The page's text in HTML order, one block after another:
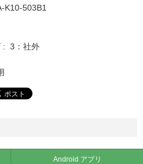
K10-503B1
: 3：社外
Android アプリ